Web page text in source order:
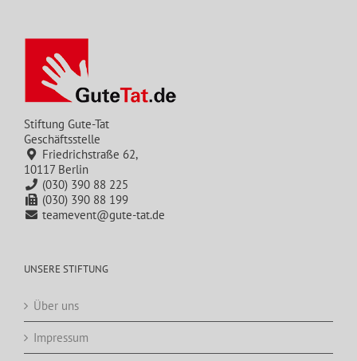
Stiftung Gute-Tat
Geschäftsstelle
Friedrichstraße 62,
10117 Berlin
(030) 390 88 225
(030) 390 88 199
teamevent@gute-tat.de
UNSERE STIFTUNG
Über uns
Impressum